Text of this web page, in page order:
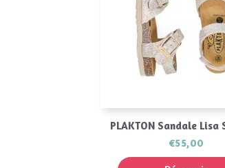
Aperçu
PLAKTON Sandale Lisa
€55,00